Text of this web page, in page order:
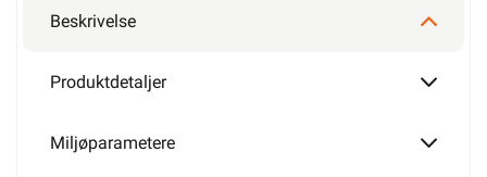
Beskrivelse
Produktdetaljer
Miljøparametere